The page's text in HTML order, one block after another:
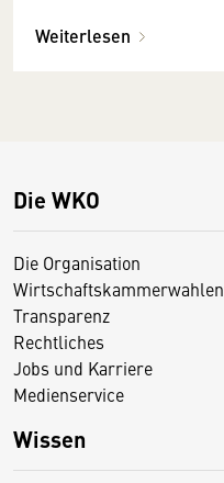
Weiterlesen
Die WKO
Die Organisation
Wirtschaftskammerwahlen
Transparenz
Rechtliches
Jobs und Karriere
Medienservice
Wissen